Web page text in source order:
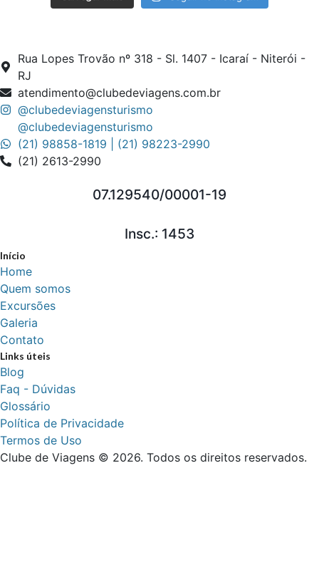
Rua Lopes Trovão nº 318 - Sl. 1407 - Icaraí - Niterói -
RJ
atendimento@clubedeviagens.com.br
@clubedeviagensturismo
@clubedeviagensturismo
(21) 98858-1819 | (21) 98223-2990
(21) 2613-2990
07.129540/00001-19
Insc.: 1453
Início
Home
Quem somos
Excursões
Galeria
Contato
Links úteis
Blog
Faq - Dúvidas
Glossário
Política de Privacidade
Termos de Uso
Clube de Viagens © 2026. Todos os direitos reservados.